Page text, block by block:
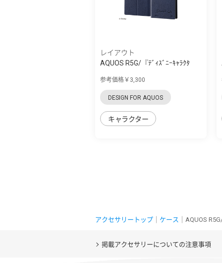
レイアウト
AQUOS R5G/『ﾃﾞｨｽﾞﾆｰｷｬﾗｸﾀ
参考価格￥3,300
DESIGN FOR AQUOS
キャラクター
アクセサリートップ ケース ｜AQUOS
掲載アクセサリーについての注意事項